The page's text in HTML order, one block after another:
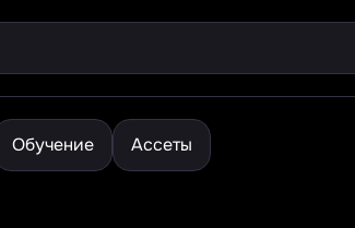
Обучение Ассеты